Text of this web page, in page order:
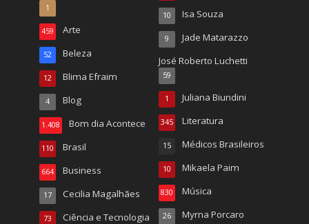
1
Arte
459
Beleza
52
Blima Efraim
12
Blog
4
Bom dia Acontece
1.408
Brasil
110
Business
664
Cecilia Magalhães
17
Ciência e Tecnologia
73
Isa Souza
10
Jade Matarazzo
9
José Roberto Luchetti
59
Juliana Biundini
1
Literatura
345
Médicos Brasileiros
15
Mikaela Paim
10
Música
830
Myrna Porcaro
26